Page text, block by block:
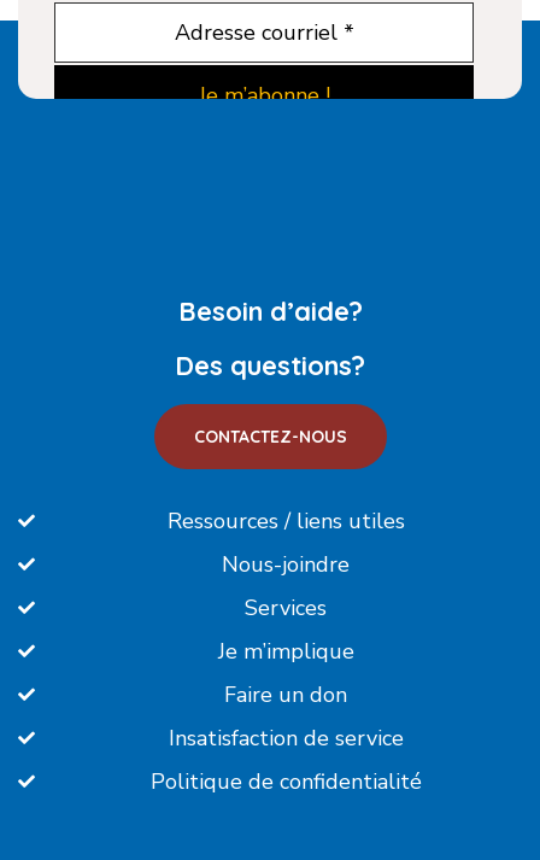
Besoin d’aide?
Des questions?
CONTACTEZ-NOUS
Ressources / liens utiles
Nous-joindre
Services
Je m’implique
Faire un don
Insatisfaction de service
Politique de confidentialité